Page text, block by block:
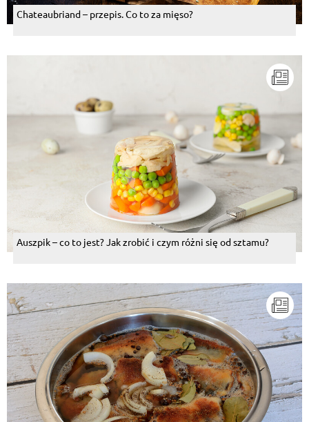
Chateaubriand – przepis. Co to za mięso?
Auszpik – co to jest? Jak zrobić i czym różni się od sztamu?